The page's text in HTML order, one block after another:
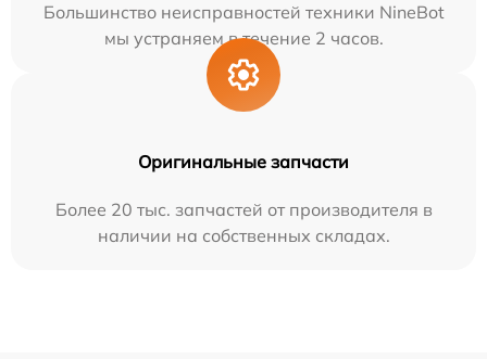
Большинство неисправностей техники NineBot
мы устраняем в течение 2 часов.
Оригинальные запчасти
Более 20 тыс. запчастей от производителя в
наличии на собственных складах.